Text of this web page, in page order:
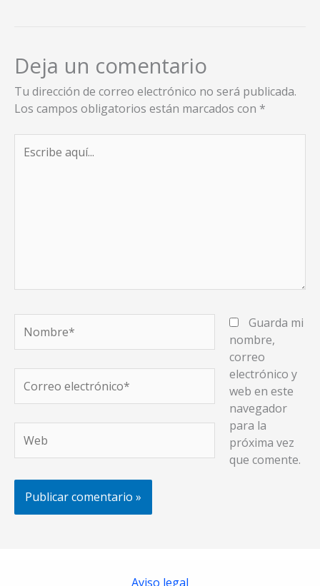
Deja un comentario
Tu dirección de correo electrónico no será publicada.
Los campos obligatorios están marcados con *
aquí...
electrónico*
Guarda mi
nombre,
correo
electrónico y
web en este
navegador
para la
próxima vez
que comente.
Aviso legal